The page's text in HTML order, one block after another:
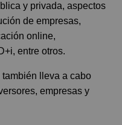
y privada, aspectos
de empresas,
online,
entre otros.
lleva a cabo
empresas y